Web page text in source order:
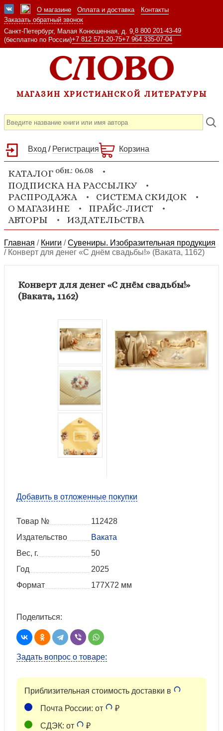
О магазине Оплата и доставка
Контакты
Заказать обратный звонок
Санкт-Петербург, Малая Конюшенная, д. 9, 8 800 201-43-49
(бесплатно по России)+7 812 571-20-75+7 964 335-07-04
МАГАЗИН ХРИСТИАНСКОЙ ЛИТЕРАТУРЫ
Вход / Регистрация Корзина
КАТАЛОГ обн.: 06.08
ПОДПИСКА НА РАССЫЛКУ
РАСПРОДАЖА
СИСТЕМА СКИДОК
О МАГАЗИНЕ
ПРАЙС-ЛИСТ
АВТОРЫ
ИЗДАТЕЛЬСТВА
Главная / Книги /Сувениры. Изобразительная продукция
/ Конверт для денег «С днём свадьбы!» (Ваката, 1162)
Конверт для денег «С днём свадьбы!»
(Ваката, 1162)
Добавить в отложенные покупки
Товар №
112428
Издательство
Ваката
Вес, г.
50
Год
2025
Формат
177Х72 мм
Поделиться:
Задать вопрос о товаре:
Приблизительная стоимость доставки в
Почта России: от ₽
СДЭК: от ₽